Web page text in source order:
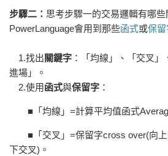
步驟二： 思考步驟一的交易邏輯有哪
PowerLanguage會用到那些函式或保留
1.找出 關鍵字 ：「均線」、「交叉
進場」。
2.使用函式與保留字 ：
■「均線」=計算平均值函式
■「交叉」=保留字cross over(向上
下交叉)。